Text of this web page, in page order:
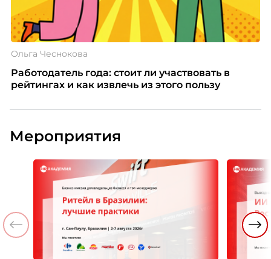
Ольга Чеснокова
Работодатель года: стоит ли участвовать в
рейтингах и как извлечь из этого пользу
Мероприятия